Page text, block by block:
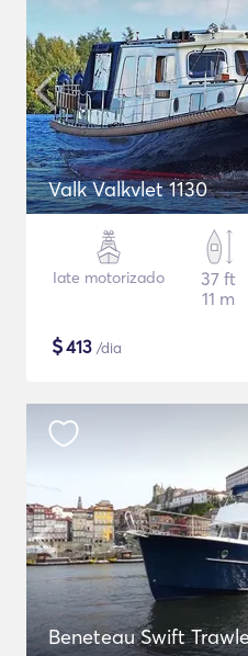
Valk Valkvlet 1130
Iate motorizado
37 ft
11 m
$413 /dia
Beneteau Swift